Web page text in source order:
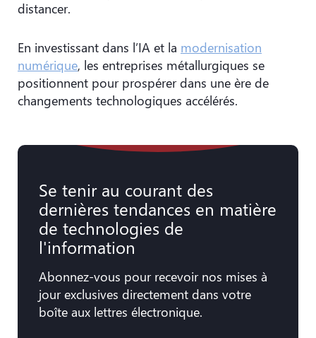
distancer.
En investissant dans l’IA et la modernisation
numérique, les entreprises métallurgiques se
positionnent pour prospérer dans une ère de
changements technologiques accélérés.
Se tenir au courant des
dernières tendances en matière
de technologies de
l'information
Abonnez-vous pour recevoir nos mises à
jour exclusives directement dans votre
boîte aux lettres électronique.